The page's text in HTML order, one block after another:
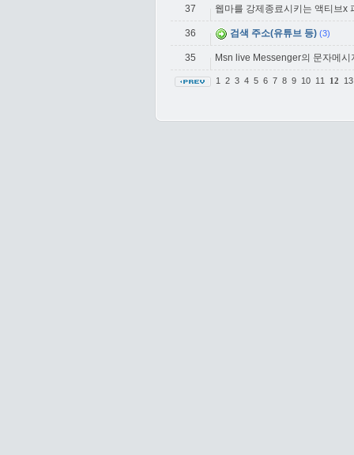
37 웹마를 강제종료시키는 액티브x
36 검색 주소(유튜브 등) (3)
35 Msn live Messenger의 문자메
1 2 3 4 5 6 7 8 9 10 11 12